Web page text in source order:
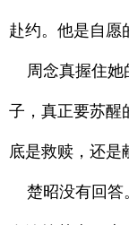
赴约。他是自
周念真握住她
子，真正要苏醒
底是救赎，还是
楚昭没有回答